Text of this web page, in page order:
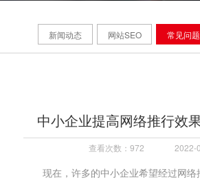
新闻动态 网站SEO 常见问题
中小企业提高网络推行效
查看次数：972 2022-
现在，许多的中小企业希望经过网